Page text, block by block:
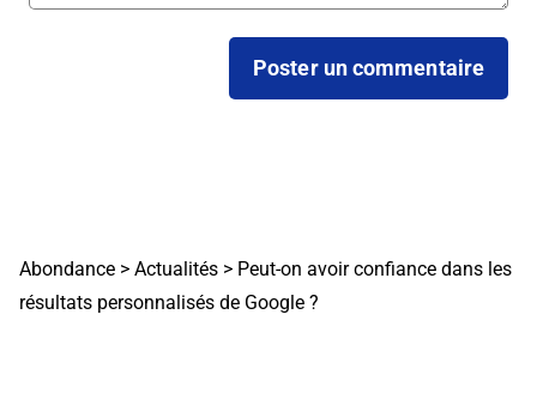
Abondance > Actualités > Peut-on avoir confiance dans les
résultats personnalisés de Google ?